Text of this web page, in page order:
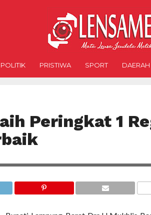
POLITIK PRISTIWA SPORT DAERAH
Peringkat 1